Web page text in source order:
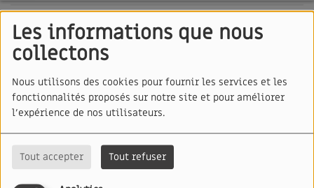
Les informations que nous
collectons
Nous utilisons des cookies pour fournir les services et les
fonctionnalités proposés sur notre site et pour améliorer
l'expérience de nos utilisateurs.
Tout accepter Tout refuser